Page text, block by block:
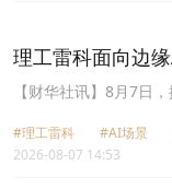
理工雷科面向边
列产品基于国产
【财华社讯】8月7日
扩张以及上游部分元器
起便已出现供货趋紧的
#理工雷科 #AI场景
2026-08-07 14:53